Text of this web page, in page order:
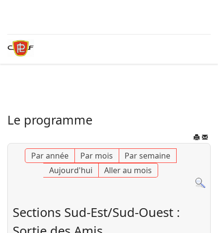
Le programme
Par année Par mois
Par semaine
Aujourd'hui
Aller au mois
Sections Sud-Est/Sud-Ouest :